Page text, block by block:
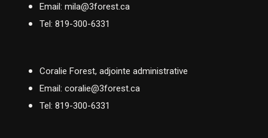
Email: mila@3forest.ca
Tel: 819-300-6331
Coralie Forest, adjointe administrative
Email: coralie@3forest.ca
Tel: 819-300-6331